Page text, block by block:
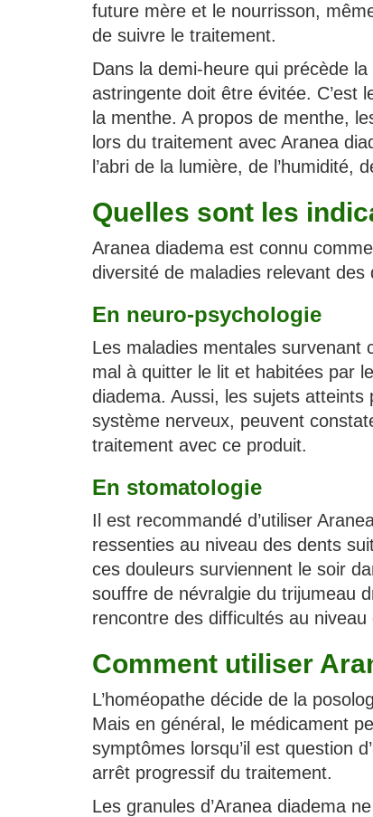
future mère et le nourrisson,
de suivre le traitement.
Dans la demi-heure qui précède
astringente doit être évitée. C’est
la menthe. A propos de menthe,
lors du traitement avec Aranea
l’abri de la lumière, de
Quelles sont les
Aranea diadema est connu
diversité de maladies relevant
En neuro-psychologie
Les maladies mentales survenant
mal à quitter le lit et habitées par
diadema. Aussi, les sujets
système nerveux, peuvent
traitement avec ce produit.
En stomatologie
Il est recommandé d’utiliser
ressenties au niveau des dents
ces douleurs surviennent le soir
souffre de névralgie du trijumeau
rencontre des difficultés au niveau
Comment utiliser
L’homéopathe décide de la
Mais en général, le médicament
symptômes lorsqu’il est question
arrêt progressif du traitement.
Les granules d’Aranea diadema